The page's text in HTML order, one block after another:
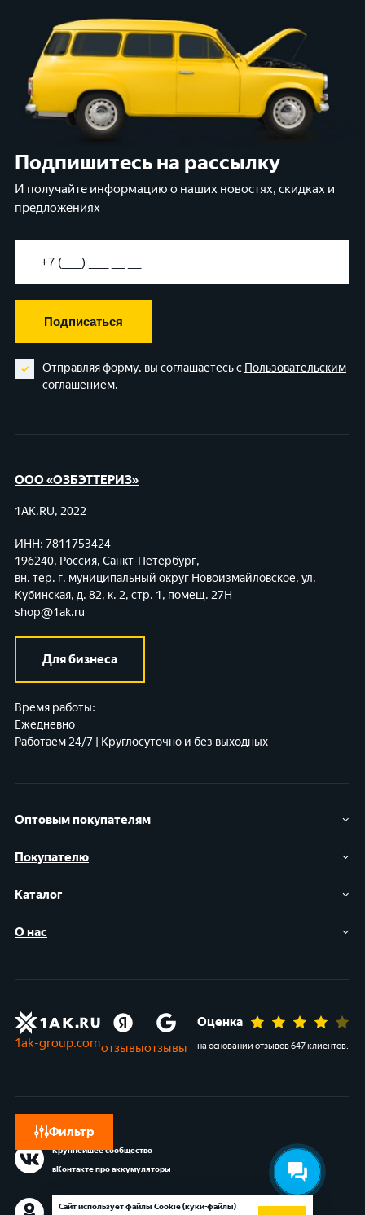
Фильтр
Сайт использует файлы Cookie (куки-файлы)
Подпишитесь на рассылку
И получайте информацию о наших новостях, скидках и
предложениях
Подписаться
Отправляя форму, вы соглашаетесь с Пользовательским
соглашением.
Оптовым покупателям
Покупателю
Каталог
О нас
ООО «ОЗБЭТТЕРИЗ»
1AK.RU, 2022
ИНН: 7811753424
196240, Россия, Санкт-Петербург,
вн. тер. г. муниципальный округ Новоизмайловское, ул.
Кубинская, д. 82, к. 2, стр. 1, помещ. 27Н
shop@1ak.ru
Для бизнеса
Время работы:
Ежедневно
Работаем 24/7 | Круглосуточно и без выходных
1ak-group.comотзывыотзывы
Оценка
на основании отзывов647 клиентов.
Крупнейшее сообщество
вКонтакте про аккумуляторы
Сообщество в Одноклассниках